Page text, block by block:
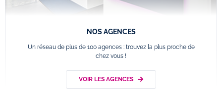
NOS AGENCES
Un réseau de plus de 100 agences : trouvez la plus proche de
chez vous !
VOIR LES AGENCES